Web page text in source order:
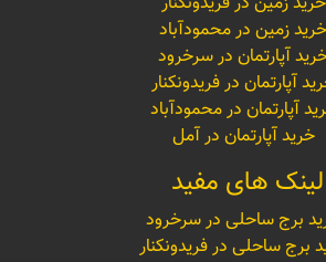
خرید زمین در محمودآباد
آپارتمان در سرخرود
آپارتمان در فریدونکنار
آپارتمان در محمودآباد
خرید آپارتمان در آمل
لینک های مفید
برج ساحلی در سرخرود
برج ساحلی در فریدونکنار